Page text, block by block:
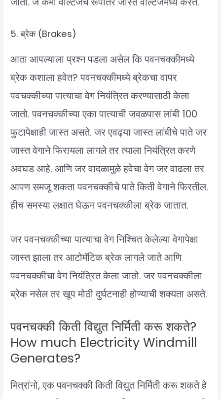
5. ब्रेक (Brakes)
आता आपल्याला प्रश्न पडला असेल कि पवनचक्कीमध्ये
ब्रेक कशाला हवेत? पवनचक्कीमध्ये ब्रेकचा वापर
पवचक्कीच्या पात्याचा वेग नियंत्रित करण्यासाठी केला
जातो. पवनचक्कीच्या एका पात्याची जवळपास लांबी 100
फुटापेक्षाही जास्त असते. जर एवढ्या जास्त लांबीचे पाते जर
जास्त वेगाने फिरायला लागले तर त्याला नियंत्रित करणे
अवघड आहे. आणि जर वादळामुळे हवेचा वेग जर वाढला तर
आपण समजू शकता पवनचक्कीचे पाते किती वेगाने फिरतील.
हीच समस्या लक्षात घेऊन पवनचक्कीला ब्रेक जातात.
जर पवनचक्कीच्या पात्याचा वेग निश्चित केलेल्या वेगापेक्षा
जास्त झाला तर आटोमॅटिक ब्रेक लागले जाते आणि
पवनचक्कीचा वेग नियंत्रित केला जातो. जर पवनचक्कीला
ब्रेक नसेल तर खूप मोठी दुर्घटनाही होण्याची शक्यता असते.
पवनचक्की किती विद्युत निर्मिती करू शकते?
How much Electricity Windmill
Generates?
मित्रांनो, एक पवनचक्की किती विद्युत निर्मिती करू शकते हे